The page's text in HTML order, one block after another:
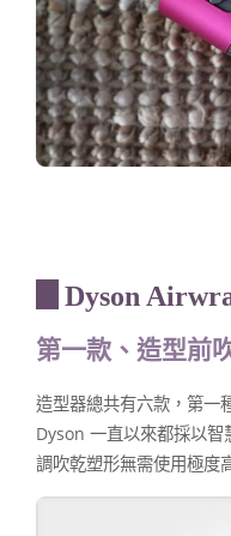
▊Dyson
第一款、造型前
造型器總共有六款，第一
Dyson 一直以來都採以
調吹乾塑形無需使用極度